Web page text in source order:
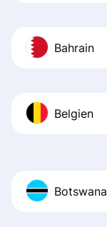
Bahrain
Belgien
Botswana